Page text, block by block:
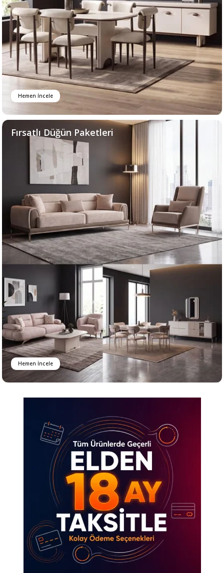
Hemen İncele
Fırsatlı Düğün Paketleri
Hemen İncele